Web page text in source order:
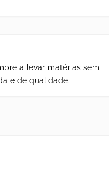
a levar matérias sem
e de qualidade.